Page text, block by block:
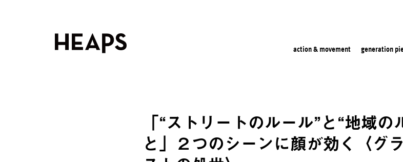
action & movement generation
「“ストリートのルール”と“地域の
と」２つのシーンに顔が効く〈グ